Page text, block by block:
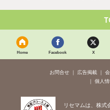
Home Facebook X
お問合せ 広告掲載
個人
リセマムは、株式